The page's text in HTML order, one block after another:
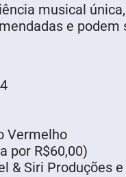
musical
e
Vermelho
por R$60,00)
& Siri Produções